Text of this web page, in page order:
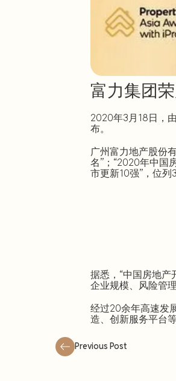
富力集团
2020年3月18日，
布。
广州富力地产股份
名”；“2020年中国
市更新10强”，位列3
据悉，“中国房地
企业规模、风险管
经过20余年高速发
造、创新服务平台
Previous Post